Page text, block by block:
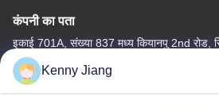
कंपनी का पता
इकाई 701A, संख्या 837 मध्य कियानपु 2nd रोड,
फैक्टरी का पता
क्रमांक 72, योंगजुन रोड, वुफेंग गांव, चोंगवु टाउन,
Kenny Jiang